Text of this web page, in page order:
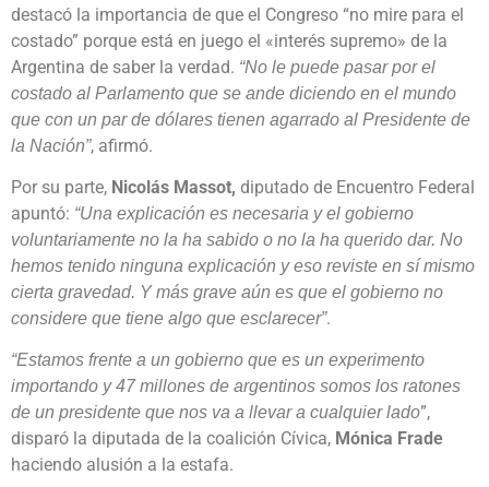
destacó la importancia de que el Congreso “no mire para el
costado” porque está en juego el «interés supremo» de la
Argentina de saber la verdad. “No le puede pasar por el
costado al Parlamento que se ande diciendo en el mundo
que con un par de dólares tienen agarrado al Presidente de
la Nación”, afirmó.
Por su parte, Nicolás Massot, diputado de Encuentro Federal
apuntó: “Una explicación es necesaria y el gobierno
voluntariamente no la ha sabido o no la ha querido dar. No
hemos tenido ninguna explicación y eso reviste en sí mismo
cierta gravedad. Y más grave aún es que el gobierno no
considere que tiene algo que esclarecer”.
“Estamos frente a un gobierno que es un experimento
importando y 47 millones de argentinos somos los ratones
de un presidente que nos va a llevar a cualquier lado”,
disparó la diputada de la coalición Cívica, Mónica Frade
haciendo alusión a la estafa.